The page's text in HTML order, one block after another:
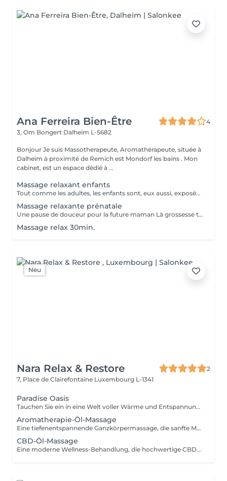
Ana Ferreira Bien-Être
4
3, Om Bongert Dalheim L-5682
Bonjour Je suis Massotherapeute, Aromathérapeute, située à
Dalheim à proximité de Remich est Mondorf les bains . Mon
cabinet, est un espace dédié à ...
Massage relaxant enfants
Tout comme les adultes, les enfants sont, eux aussi, exposés à des situations de stress, d'angoisses et de tensions. Pourquoi n'auraient-ils pas la chance de profiter d'un massage ? Le massage permet de se familiariser avec ce beau sentiment qu'est la relaxation. Eveil des sens, détente, travail sur les petites zones contractées Un véritable moment de plaisir auquel on prend vite goût, peu importe l'âge !
Massage relaxante prénatale
Une pause de douceur pour la future maman Là grossesse transforme le corps et l'esprit. Et parfois, tout ce qu'il faut, c'est un moment pour respirer, relâcher des tensions et se reconnecter à soi . Notre massage relaxant prénatale est spécialement conçu pour soulager les douleurs du dos, alléger les jambes et apaiser les émotions. Un soin enveloppant, sécurisant et profondément bienfaisant. Parce que prendre soin de soi , c'est c'est aussi prendre soin du bébé. ( séance adapté des la 2 trimestre grossesse)
Massage relax 30min.
Neu
Nara Relax & Restore
2
7, Place de Clairefontaine Luxembourg L-1341
Paradise Oasis
Tauchen Sie ein in eine Welt voller Wärme und Entspannung. Dieses luxuriöse Wellness-Ritual kombiniert eine 90-minütige Hot-Stone-Massage mit einer 30-minütigen Thailändischen Fußreflexzonenmassage. Die Behandlung hilft, tiefliegende Verspannungen zu lösen, die Durchblutung zu fördern und Körper und Geist wieder in Einklang zu bringen. Enthalten sind: Hot-Stone-Massage 90 Min. Thailändische Fußreflexzonenmassage 30 Min.
Aromatherapie-Öl-Massage
Eine tiefenentspannende Ganzkörpermassage, die sanfte Massagetechniken mit sorgfältig ausgewählten ätherischen Ölen kombiniert. Die wohltuenden Düfte und fließenden Bewegungen helfen, Muskelverspannungen zu lösen, Stress abzubauen, den Geist zu beruhigen und ein nachhaltiges Gefühl von Wohlbefinden zu fördern.
CBD-Öl-Massage
Eine moderne Wellness-Behandlung, die hochwertige CBD-Öle mit entspannenden Massagetechniken verbindet. Ideal für alle, die sich eine Auszeit vom hektischen Alltag gönnen möchten. Die Behandlung hilft, Muskelspannungen zu lösen und sorgt für ein angenehmes körperliches Wohlgefühl.